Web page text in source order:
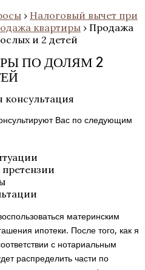
› Налоговый вычет при
квартиры › Продажа
и 2 детей
ПО ДОЛЯМ 2
консультация
Вас по следующим
материнским
ипотеки. После того, как я
с нотариальным
распределить части по